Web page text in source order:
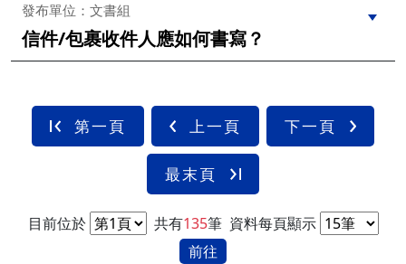
發布單位：文書組
信件/包裹收件人應如何書寫？
第一頁 上一頁 下一頁
最末頁
目前位於 共有135筆 資料每頁顯示
前往